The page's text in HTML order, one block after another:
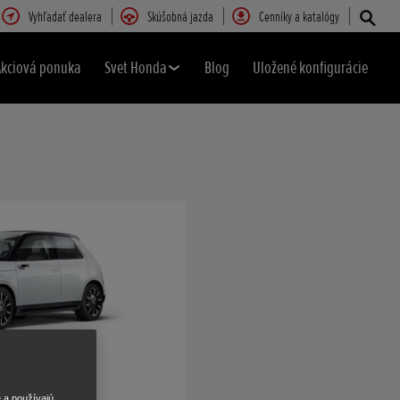
Vyhľadať dealera Skúšobná jazda Cenníky a katalógy
ponuka Svet Honda Blog Uložené konfigurácie
a používajú